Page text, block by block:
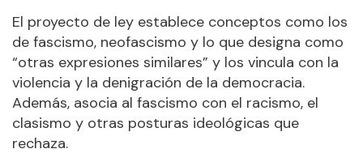
El proyecto de ley establece conceptos como los
de fascismo, neofascismo y lo que designa como
“otras expresiones similares” y los vincula con la
violencia y la denigración de la democracia.
Además, asocia al fascismo con el racismo, el
clasismo y otras posturas ideológicas que
rechaza.